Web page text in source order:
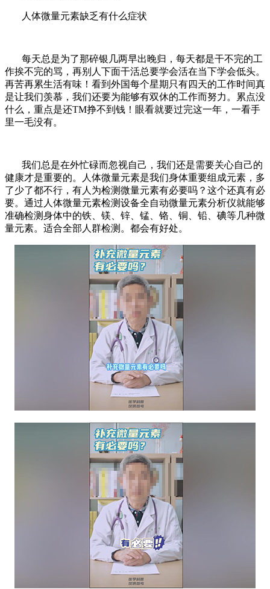
人体微量元素缺乏有什么症状
每天总是为了那碎银几两早出晚归，每天都是干不完的工
作挨不完的骂，再别人下面干活总要学会活在当下学会低头。
再苦再累生活有味！看到外国每个星期只有四天的工作时间真
是让我们羡慕，我们还要为能够有双休的工作而努力。累点没
什么，重点是还TM挣不到钱！眼看就要过完这一年，一看手
里一毛没有。
我们总是在外忙碌而忽视自己，我们还是需要关心自己的
健康才是重要的。人体微量元素是我们身体重要组成元素，多
了少了都不行，有人为检测微量元素有必要吗？这个还真有必
要。通过人体微量元素检测设备全自动微量元素分析仪就能够
准确检测身体中的铁、镁、锌、锰、铬、铜、铅、碘等几种微
量元素。适合全部人群检测。都会有好处。